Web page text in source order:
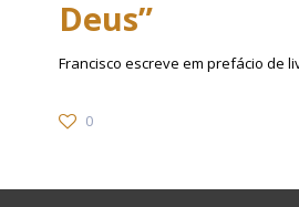
Deus”
Francisco escreve em prefácio de
0